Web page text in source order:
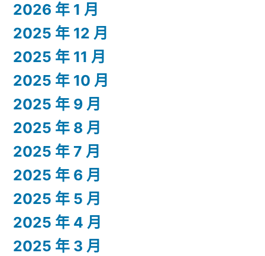
2026 年 1 月
2025 年 12 月
2025 年 11 月
2025 年 10 月
2025 年 9 月
2025 年 8 月
2025 年 7 月
2025 年 6 月
2025 年 5 月
2025 年 4 月
2025 年 3 月